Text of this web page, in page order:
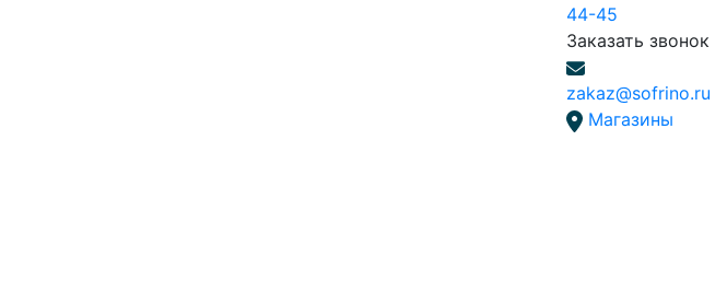
44-45
Заказать звонок
zakaz@sofrino.ru
Магазины